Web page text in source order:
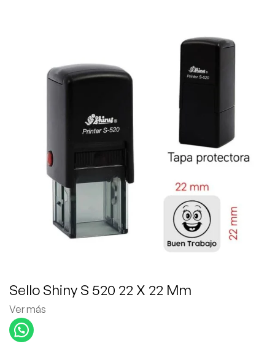
Sello Shiny S 520 22 X 22 Mm
Ver más